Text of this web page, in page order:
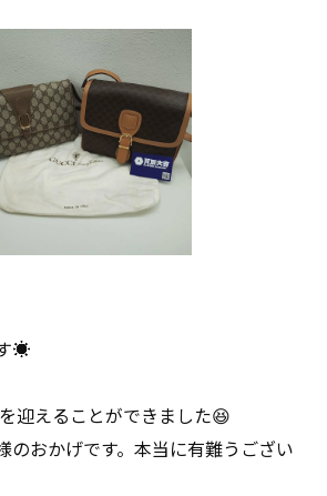
☀
迎えることができました😆
のおかげです。本当に有難うござい